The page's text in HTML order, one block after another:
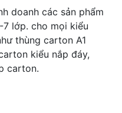
doanh các sản phẩm
lớp. cho mọi kiểu
thùng carton A1
kiểu nắp đáy,
carton.